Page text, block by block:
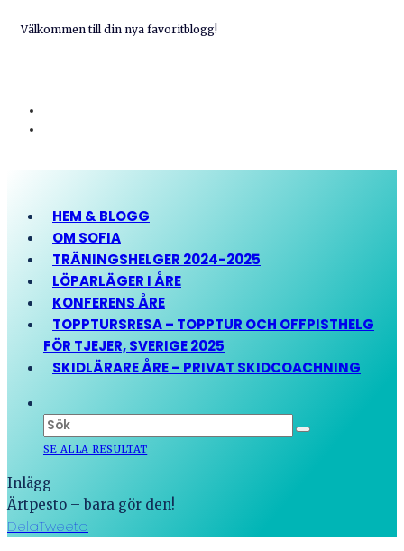
Välkommen till din nya favoritblogg!
HEM & BLOGG
OM SOFIA
TRÄNINGSHELGER 2024-2025
LÖPARLÄGER I ÅRE
KONFERENS ÅRE
TOPPTURSRESA – TOPPTUR OCH OFFPISTHELG
FÖR TJEJER, SVERIGE 2025
SKIDLÄRARE ÅRE – PRIVAT SKIDCOACHNING
SE ALLA RESULTAT
Inlägg
Ärtpesto – bara gör den!
DelaTweeta